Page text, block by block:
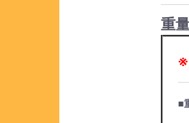
重
■